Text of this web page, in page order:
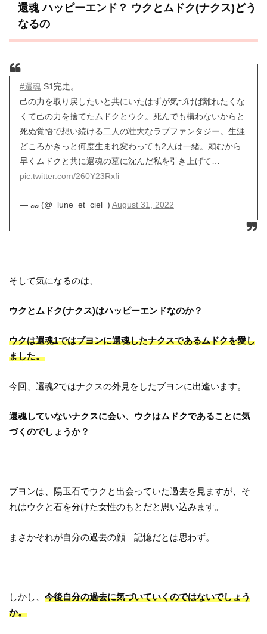
還魂 ハッピーエンド？ ウクとムドク(ナクス)どう
なるの
#還魂S1完走。
己の力を取り戻したいと共にいたはずが気づけば離れたくな
くて己の力を捨てたムドクとウク。死んでも構わないからと
死ぬ覚悟で想い続ける二人の壮大なラブファンタジー。生涯
どころかきっと何度生まれ変わっても2人は一緒。頼むから
早くムドクと共に還魂の墓に沈んだ私を引き上げて…
pic.twitter.com/260Y23Rxfi
— ℴℴ (@_lune_et_ciel_) August 31, 2022
そして気になるのは、
ウクとムドク(ナクス)はハッピーエンドなのか？
ウクは還魂1ではブヨンに還魂したナクスであるムドクを愛し
ました。
今回、還魂2ではナクスの外見をしたブヨンに出逢います。
還魂していないナクスに会い、ウクはムドクであることに気
づくのでしょうか？
ブヨンは、陽玉石でウクと出会っていた過去を見ますが、そ
れはウクと石を分けた女性のもとだと思い込みます。
まさかそれが自分の過去の顔 記憶だとは思わず。
しかし、今後自分の過去に気づいていくのではないでしょう
か。